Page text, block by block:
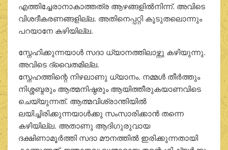
എത്തിച്ചേരാനാകാത്തത്ര ആഴങ്ങളില്‍നിന്ന്. അവിടെ
വിശദീകരണങ്ങളില്ല. അതിനെപ്പറ്റി കൂടുതലൊന്നും
പറയാനേ കഴിയില്ല.
സ്നേഹിക്കുന്നയാള്‍ സദാ ധ്യാനത്തിലാഴ്ന്നു കഴിയുന്നു.
അവിടെ ദ്വൈതമില്ല.
സ്നേഹത്തിന്റെ നിഴലാണു ധ്യാനം. നമ്മള്‍ തീര്‍ത്തും
നിശ്ശബ്ദരും ആത്മനിഷ്ഠരും ആയിത്തീരുകയാണവിടെ
ചെയ്യുന്നത്. ആത്മവിശ്രാന്തിയില്‍
ലയിച്ചിരിക്കുന്നയാള്‍ക്കു സംസാരിക്കാന്‍ തന്നെ
കഴിയില്ല. അതാണു ആദിഗുരുവായ
ദക്ഷിണാമൂര്‍ത്തി സദാ മൗനത്തില്‍ ഇരിക്കുന്നതായി